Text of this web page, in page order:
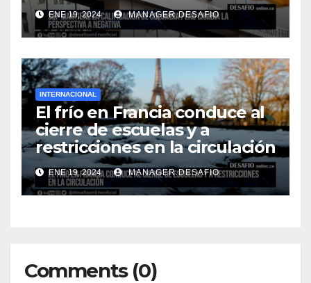
ENE 19, 2024 MANAGER.DESAFIO
INTERNACIONAL
El frío en Francia conduce al
cierre de escuelas y a
restricciones en la circulación
ENE 19, 2024 MANAGER.DESAFIO
Comments (0)